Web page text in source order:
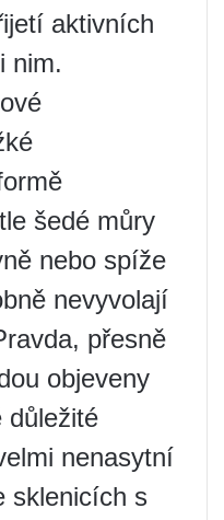
aktivních
nim.
šedé můry
nebo spíže
nevyvolají
přesně
objeveny
důležité
nenasytní
sklenicích s